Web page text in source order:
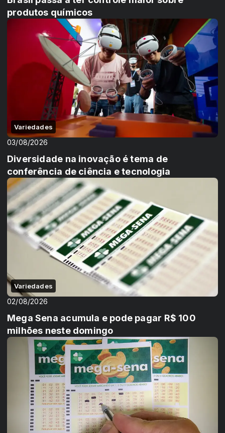
produtos químicos
Variedades
03/08/2026
Diversidade na inovação é tema de
conferência de ciência e tecnologia
Variedades
02/08/2026
Mega Sena acumula e pode pagar R$ 100
milhões neste domingo